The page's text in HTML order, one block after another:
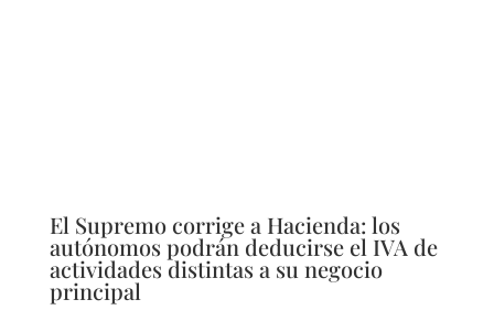
El Supremo corrige a Hacienda: los
autónomos podrán deducirse el IVA de
actividades distintas a su negocio
principal